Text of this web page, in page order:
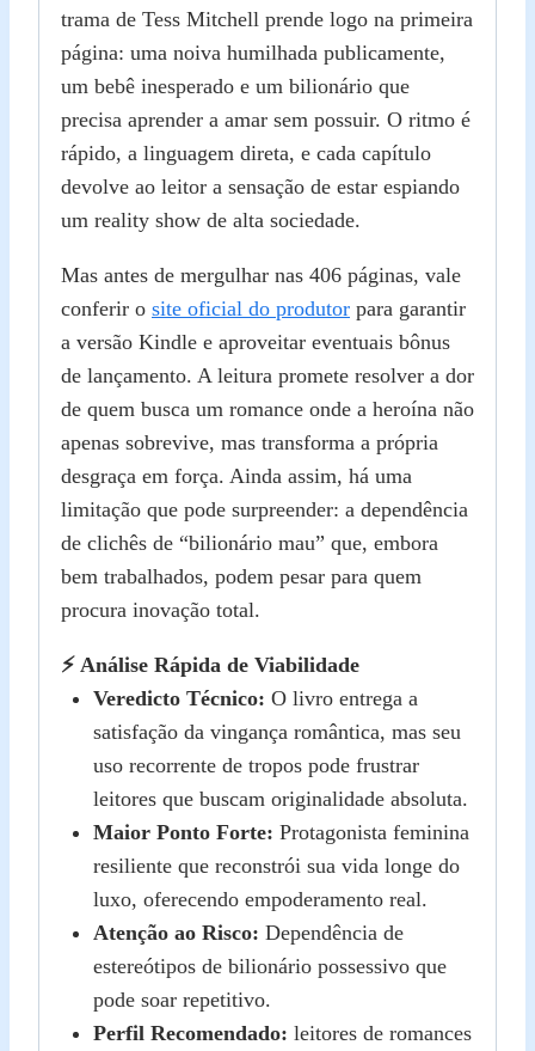
trama de Tess Mitchell prende logo na primeira
página: uma noiva humilhada publicamente,
um bebê inesperado e um bilionário que
precisa aprender a amar sem possuir. O ritmo é
rápido, a linguagem direta, e cada capítulo
devolve ao leitor a sensação de estar espiando
um reality show de alta sociedade.
Mas antes de mergulhar nas 406 páginas, vale
conferir o site oficial do produtor para garantir
a versão Kindle e aproveitar eventuais bônus
de lançamento. A leitura promete resolver a dor
de quem busca um romance onde a heroína não
apenas sobrevive, mas transforma a própria
desgraça em força. Ainda assim, há uma
limitação que pode surpreender: a dependência
de clichês de “bilionário mau” que, embora
bem trabalhados, podem pesar para quem
procura inovação total.
⚡ Análise Rápida de Viabilidade
Veredicto Técnico: O livro entrega a
satisfação da vingança romântica, mas seu
uso recorrente de tropos pode frustrar
leitores que buscam originalidade absoluta.
Maior Ponto Forte: Protagonista feminina
resiliente que reconstrói sua vida longe do
luxo, oferecendo empoderamento real.
Atenção ao Risco: Dependência de
estereótipos de bilionário possessivo que
pode soar repetitivo.
Perfil Recomendado: leitores de romances